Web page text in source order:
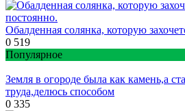
Обалденная солянка, которую
0 519
Популярное
Земля в огороде была как камень,а
труда,делюсь способом
0 335